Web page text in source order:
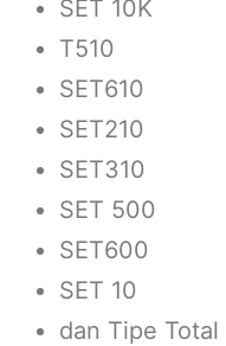
SET 10K
T510
SET610
SET210
SET310
SET 500
SET600
SET 10
dan Tipe